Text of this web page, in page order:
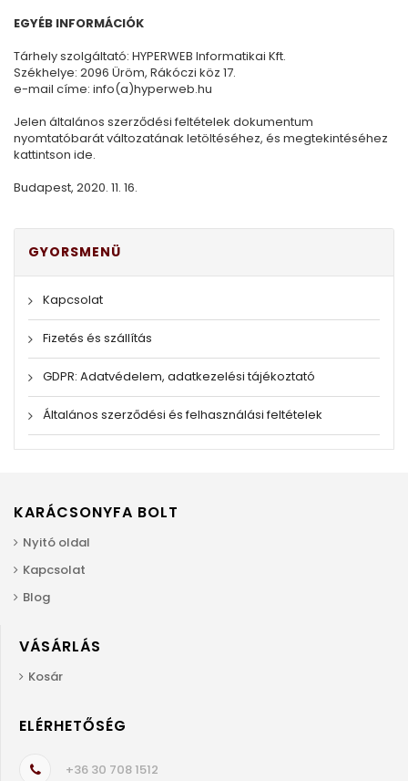
EGYÉB INFORMÁCIÓK
Tárhely szolgáltató: HYPERWEB Informatikai Kft.
Székhelye: 2096 Üröm, Rákóczi köz 17.
e-mail címe: info(a)hyperweb.hu
Jelen általános szerződési feltételek dokumentum
nyomtatóbarát változatának letöltéséhez, és megtekintéséhez
kattintson ide.
Budapest, 2020. 11. 16.
GYORSMENÜ
Kapcsolat
Fizetés és szállítás
GDPR: Adatvédelem, adatkezelési tájékoztató
Általános szerződési és felhasználási feltételek
KARÁCSONYFA BOLT
Nyitó oldal
Kapcsolat
Blog
VÁSÁRLÁS
Kosár
ELÉRHETŐSÉG
+36 30 708 1512